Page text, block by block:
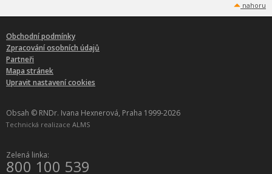
nahoru
Obchodní podmínky
Zpracování osobních údajů
Partneři
Mapa stránek
Upravit nastavení cookies
Obsah © RNDr. Ivana Hexnerová, Praha 1999-2026
Technická realizace ALMS
Zelená linka:
800 100 539